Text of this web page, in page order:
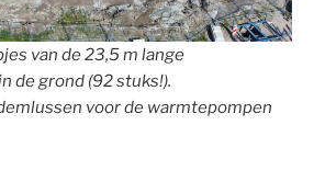
van de 23,5 m lange
de grond (92 stuks!).
voor de warmtepompen